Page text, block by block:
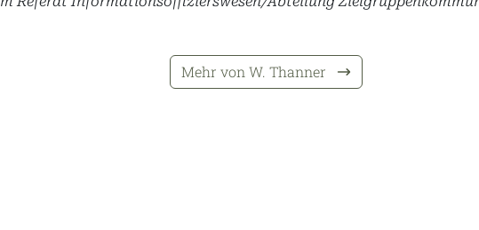
Mehr von W. Thanner